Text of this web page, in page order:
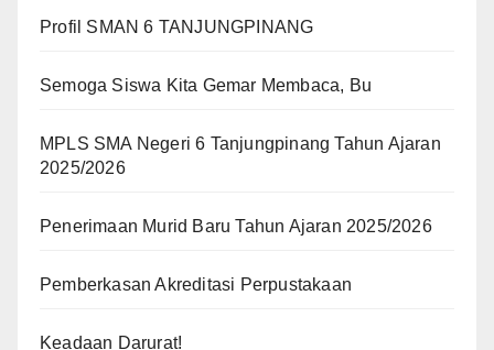
Profil SMAN 6 TANJUNGPINANG
Semoga Siswa Kita Gemar Membaca, Bu
MPLS SMA Negeri 6 Tanjungpinang Tahun Ajaran
2025/2026
Penerimaan Murid Baru Tahun Ajaran 2025/2026
Pemberkasan Akreditasi Perpustakaan
Keadaan Darurat!